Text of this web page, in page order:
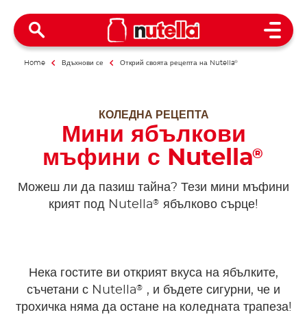
Open
Home Вдъхнови се Открий своята рецепта на Nutella®
КОЛЕДНА РЕЦЕПТА
Мини ябълкови
мъфини с Nutella®
Можеш ли да пазиш тайна? Тези мини мъфини
крият под Nutella® ябълково сърце!
Нека гостите ви открият вкуса на ябълките,
съчетани с Nutella®
, и бъдете сигурни, че и
трохичка няма да остане на коледната трапеза!